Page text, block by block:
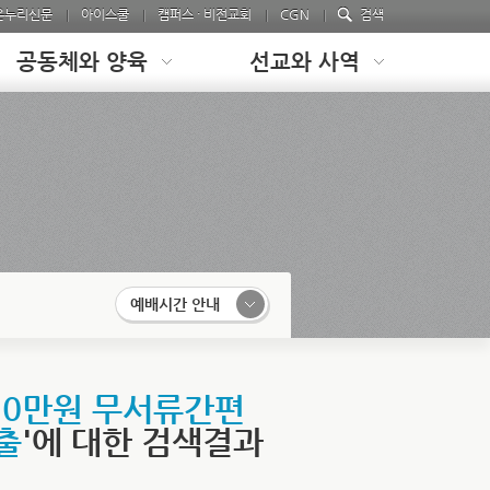
누리신문 아이스쿨 캠퍼스 · 비전교회 CGN 검색
공동체와 양육 선교와 사역
예배시간 안내
만원 무서류간편
'에 대한 검색결과